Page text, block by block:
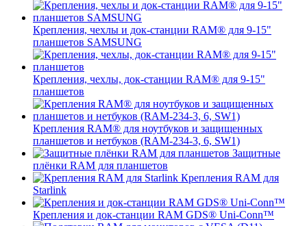
Крепления, чехлы и док-станции RAM® для 9-15"
планшетов SAMSUNG
Крепления, чехлы, док-станции RAM® для 9-15"
планшетов
Крепления RAM® для ноутбуков и защищенных
планшетов и нетбуков (RAM-234-3, 6, SW1)
Защитные
плёнки RAM для планшетов
Крепления RAM для
Starlink
Крепления и док-станции RAM GDS® Uni-Conn™